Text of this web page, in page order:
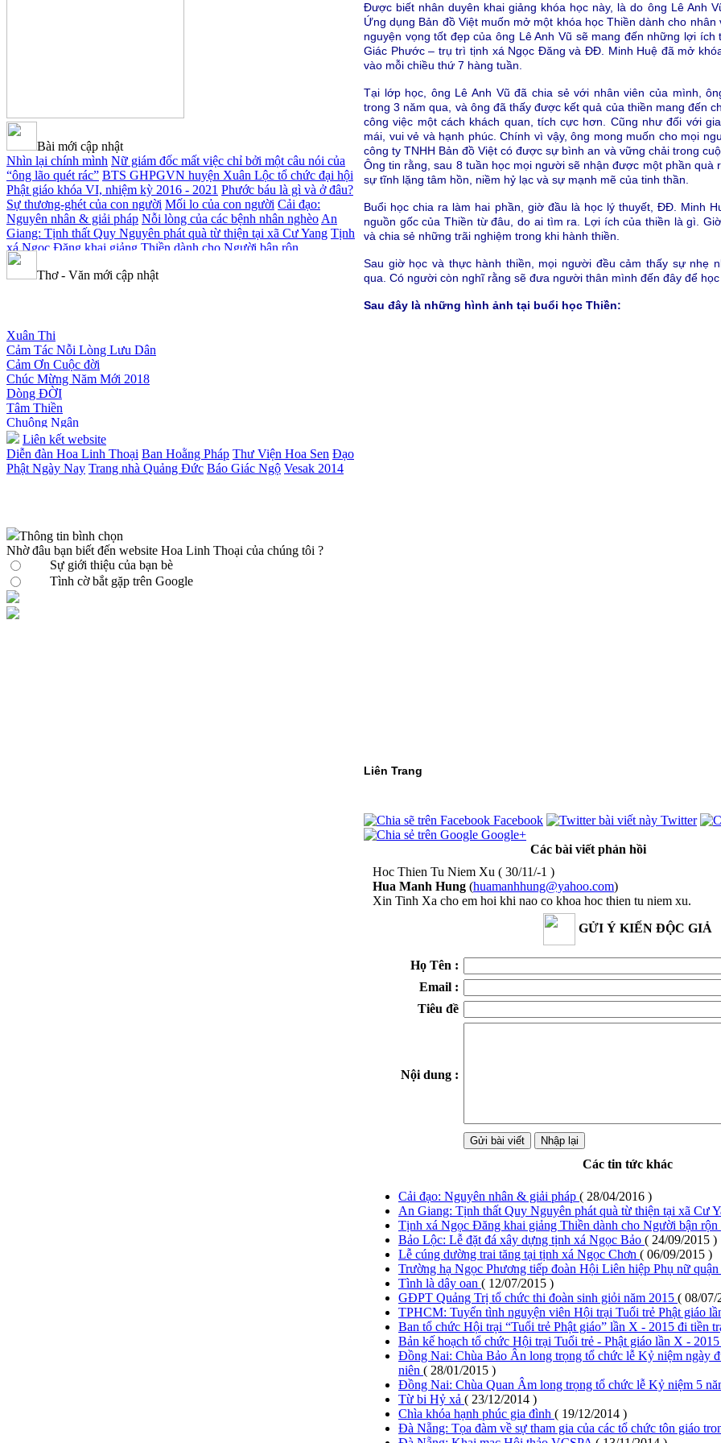
Bài mới cập nhật
Nhìn lại chính mình Nữ giám đốc mất việc chỉ bởi một câu nói của
“ông lão quét rác” BTS GHPGVN huyện Xuân Lộc tổ chức đại hội
Phật giáo khóa VI, nhiệm kỳ 2016 - 2021 Phước báu là gì và ở đâu?
Sự thương-ghét của con người Mối lo của con người Cải đạo:
Nguyên nhân & giải pháp Nỗi lòng của các bệnh nhân nghèo An
Giang: Tịnh thất Quy Nguyên phát quà từ thiện tại xã Cư Yang Tịnh
xá Ngọc Đăng khai giảng Thiền dành cho Người bận rộn
Thơ - Văn mới cập nhật
Cảm Tác Nỗi Lòng Lưu Dân
Cảm Ơn Cuộc đời
Chúc Mừng Năm Mới 2018
Dòng ĐỜI
Tâm Thiền
Chuông Ngân
Kính mừng Phật Đản
Anh không chết đâu em
Kiếp này
Liên kết website
Diễn đàn Hoa Linh Thoại Ban Hoằng Pháp Thư Viện Hoa Sen Đạo
Phật Ngày Nay Trang nhà Quảng Đức Báo Giác Ngộ Vesak 2014
Thông tin bình chọn
Nhờ đâu bạn biết đến website Hoa Linh Thoại của chúng tôi ?
Sự giới thiệu của bạn bè
Tình cờ bắt gặp trên Google
Được biết nhân duyên khai giảng khóa học này, là do ông Lê Anh
Ứng dụng Bản đồ Việt muốn mở một khóa học Thiền dành cho
nguyện vọng tốt đẹp của ông Lê Anh Vũ sẽ mang đến những lợi
Giác Phước – trụ trì tịnh xá Ngọc Đăng và ĐĐ. Minh Huệ đã mở
vào mỗi chiều thứ 7 hàng tuần.
Tại lớp học, ông Lê Anh Vũ đã chia sẻ với nhân viên của mình,
trong 3 năm qua, và ông đã thấy được kết quả của thiền mang đến
công việc một cách khách quan, tích cực hơn. Cũng như đối với
mái, vui vẻ và hạnh phúc. Chính vì vậy, ông mong muốn cho mọi
công ty TNHH Bản đồ Việt có được sự bình an và vững chải trong
Ông tin rằng, sau 8 tuần học mọi người sẽ nhận được một phần quà
sự tĩnh lặng tâm hồn, niềm hỷ lạc và sự mạnh mẽ của tinh thần.
Buổi học chia ra làm hai phần, giờ đầu là học lý thuyết, ĐĐ. Minh
nguồn gốc của Thiền từ đâu, do ai tìm ra. Lợi ích của thiền là gì.
và chia sẻ những trãi nghiệm trong khi hành thiền.
Sau giờ học và thực hành thiền, mọi người đều cảm thấy sự nhẹ
qua. Có người còn nghĩ rằng sẽ đưa người thân mình đến đây để học
Sau đây là những hình ảnh tại buổi học Thiền:
Liên Trang
Facebook
Twitter
Google+
Các bài viết phản hồi
Hoc Thien Tu Niem Xu ( 30/11/-1 )
Hua Manh Hung (huamanhhung@yahoo.com)
Xin Tinh Xa cho em hoi khi nao co khoa hoc thien tu niem xu.
GỬI Ý KIẾN ĐỘC GIẢ
Họ Tên :
Email :
Tiêu đề
Nội dung :
Các tin tức khác
Cải đạo: Nguyên nhân & giải pháp ( 28/04/2016 )
An Giang: Tịnh thất Quy Nguyên phát quà từ thiện tại xã Cư
Tịnh xá Ngọc Đăng khai giảng Thiền dành cho Người bận rộn
Bảo Lộc: Lễ đặt đá xây dựng tịnh xá Ngọc Bảo ( 24/09/2015 )
Lễ cúng dường trai tăng tại tịnh xá Ngọc Chơn ( 06/09/2015 )
Trường hạ Ngọc Phương tiếp đoàn Hội Liên hiệp Phụ nữ
Tình là dây oan ( 12/07/2015 )
GĐPT Quảng Trị tổ chức thi đoàn sinh giỏi năm 2015 ( 08/07/
TPHCM: Tuyển tình nguyện viên Hội trại Tuổi trẻ Phật giáo
Ban tổ chức Hội trại “Tuổi trẻ Phật giáo” lần X - 2015 đi tiền
Bản kế hoạch tổ chức Hội trại Tuổi trẻ - Phật giáo lần X - 2015
Đồng Nai: Chùa Bảo Ân long trọng tổ chức lễ Kỷ niệm ngày
niên ( 28/01/2015 )
Đồng Nai: Chùa Quan Âm long trọng tổ chức lễ Kỷ niệm 5
Từ bi Hỷ xả ( 23/12/2014 )
Chìa khóa hạnh phúc gia đình ( 19/12/2014 )
Đà Nẵng: Tọa đàm về sự tham gia của các tổ chức tôn giáo